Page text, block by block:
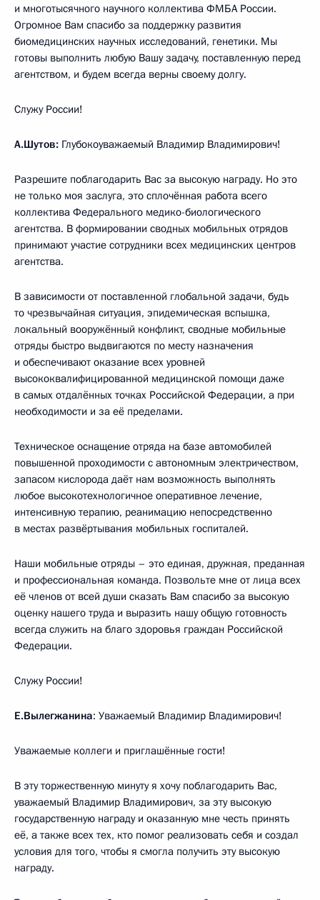
и многотысячного научного коллектива ФМБА России.
Огромное Вам спасибо за поддержку развития
биомедицинских научных исследований, генетики. Мы
готовы выполнить любую Вашу задачу, поставленную перед
агентством, и будем всегда верны своему долгу.
Служу России!
А.Шутов: Глубокоуважаемый Владимир Владимирович!
Разрешите поблагодарить Вас за высокую награду. Но это
не только моя заслуга, это сплочённая работа всего
коллектива Федерального медико-биологического
агентства. В формировании сводных мобильных отрядов
принимают участие сотрудники всех медицинских центров
агентства.
В зависимости от поставленной глобальной задачи, будь
то чрезвычайная ситуация, эпидемическая вспышка,
локальный вооружённый конфликт, сводные мобильные
отряды быстро выдвигаются по месту назначения
и обеспечивают оказание всех уровней
высококвалифицированной медицинской помощи даже
в самых отдалённых точках Российской Федерации, а при
необходимости и за её пределами.
Техническое оснащение отряда на базе автомобилей
повышенной проходимости с автономным электричеством,
запасом кислорода даёт нам возможность выполнять
любое высокотехнологичное оперативное лечение,
интенсивную терапию, реанимацию непосредственно
в местах развёртывания мобильных госпиталей.
Наши мобильные отряды – это единая, дружная, преданная
и профессиональная команда. Позвольте мне от лица всех
её членов от всей души сказать Вам спасибо за высокую
оценку нашего труда и выразить нашу общую готовность
всегда служить на благо здоровья граждан Российской
Федерации.
Служу России!
Е.Вылегжанина: Уважаемый Владимир Владимирович!
Уважаемые коллеги и приглашённые гости!
В эту торжественную минуту я хочу поблагодарить Вас,
уважаемый Владимир Владимирович, за эту высокую
государственную награду и оказанную мне честь принять
её, а также всех тех, кто помог реализовать себя и создал
условия для того, чтобы я смогла получить эту высокую
награду.